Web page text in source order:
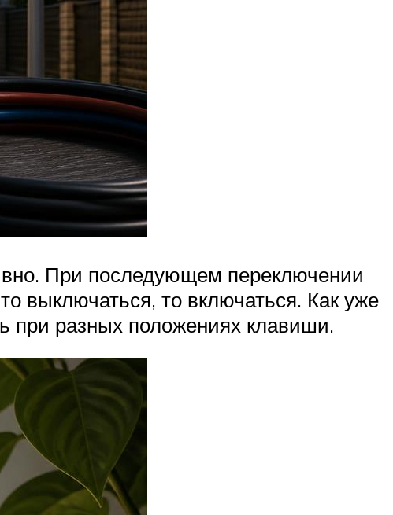
При последующем переключении
выключаться, то включаться. Как уже
при разных положениях клавиши.